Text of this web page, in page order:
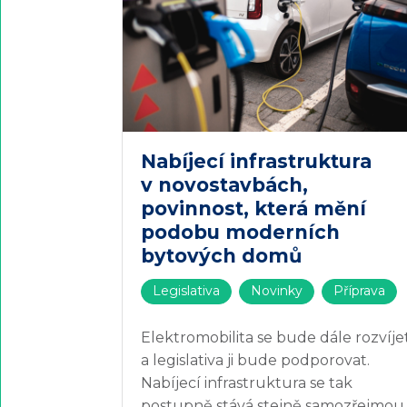
Nabíjecí infrastruktura
v novostavbách,
povinnost, která mění
podobu moderních
bytových domů
Legislativa Novinky Příprava
Elektromobilita se bude dále
a legislativa ji bude podporovat.
Nabíjecí infrastruktura se tak